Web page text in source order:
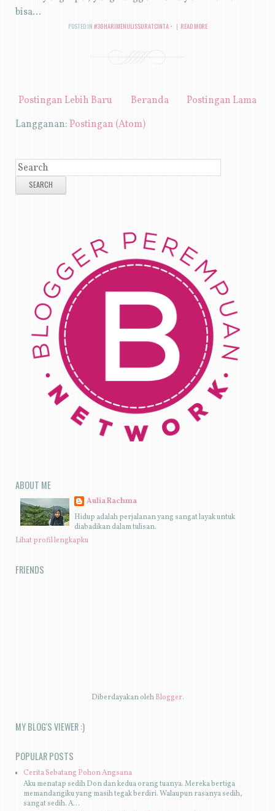
bisa...
POSTED IN #30HARIMENULISSURATCINTA | READ MORE
Postingan Lebih Baru Postingan Lama
Beranda
Langganan: Postingan (Atom)
SEARCH
ABOUT ME
Aulia Rachma
Hidup adalah perjalanan yang sangat layak untuk
diabadikan dalam tulisan.
Lihat profil lengkapku
FRIENDS
Diberdayakan olehBlogger.
MY BLOG'S VIEWER :)
POPULAR POSTS
Cerita Sebatang Pohon Angsana
Aku menatap sedih Don dan kedua orang tuanya. Mereka bertiga
memandangiku yang masih tegak berdiri. Walaupun rasanya sedih,
sangat sedih. A...